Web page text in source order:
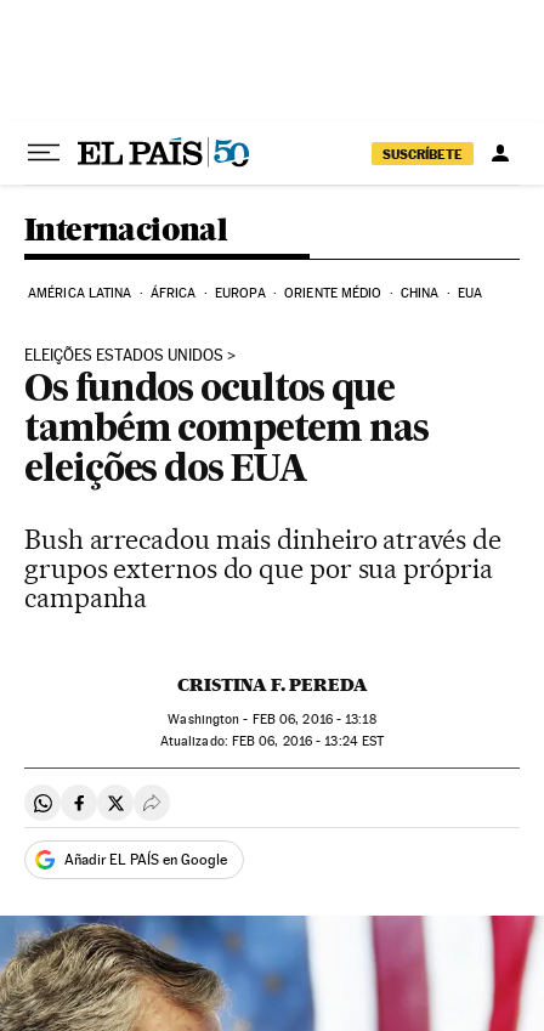
SUSCRÍBETE
Internacional
AMÉRICA LATINA ÁFRICA EUROPA ORIENTE MÉDIO CHINA EUA
ELEIÇÕES ESTADOS UNIDOS
Os fundos ocultos que
também competem nas
eleições dos EUA
Bush arrecadou mais dinheiro através de
grupos externos do que por sua própria
campanha
CRISTINA F. PEREDA
Washington - FEB06, 2016 - 13:18
atualizado: FEB 06, 2016 - 13:24EST
Compartir en Whatsapp
Compartir en Facebook
Compartir en Twitter
Desplegar Redes Sociales
Añadir EL PAÍS en Google